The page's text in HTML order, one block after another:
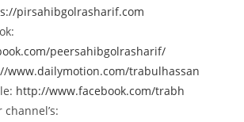
pirsahibgolrasharif.com
peersahibgolrasharif/
www.dailymotion.com/trabulhassan
http://www.facebook.com/trabh